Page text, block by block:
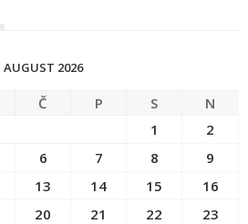
AUGUST 2026
Č P S
N
1
2
6 7 8
9
13 14 15
16
20 21 22
23